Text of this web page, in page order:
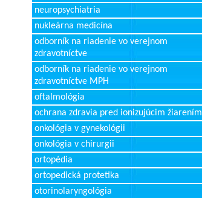
neuropsychiatria
nukleárna medicína
odborník na riadenie vo verejnom
zdravotníctve
odborník na riadenie vo verejnom
zdravotníctve MPH
oftalmológia
ochrana zdravia pred ionizujúcim žiarením
onkológia v gynekológii
onkológia v chirurgii
ortopédia
ortopedická protetika
otorinolaryngológia